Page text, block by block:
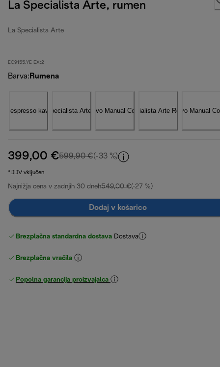
La Specialista Arte, rumen
La Specialista Arte
EC9155.YE EX:2
Barva: Rumena
399,00 €599,90 €izvirna cena 599,90 €
(-33 %)
*DDV vključen
Najnižja cena v zadnjih 30 dneh549,00 €(-27 %)
Dodaj v košarico
Brezplačna standardna dostava Dostava
Brezplačna vračila
Popolna garancija proizvajalca